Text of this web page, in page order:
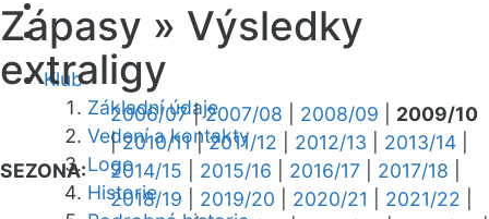
Klub
Základní údaje
Vedení a kontakty
Logo
Historie
Zápasy » Výsledky
extraligy
SEZONA:
2006/07|2007/08 2008/09
2009/10
|2010/11|2011/12 2012/13 2013/14
2014/15
2015/16 2016/17 2017/18
2018/19
2019/20 2020/21 2021/22